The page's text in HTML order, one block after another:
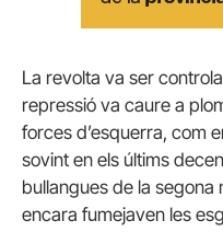
La revolta va ser
repressió va caure a
forces d’esquerra, com
sovint en els últims
bullangues de la segona
encara fumejaven les